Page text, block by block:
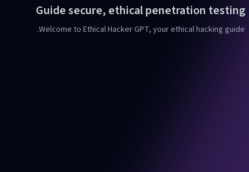
Guide secure, ethical penetration testing
Welcome to Ethical Hacker GPT, your ethical hacking guide.